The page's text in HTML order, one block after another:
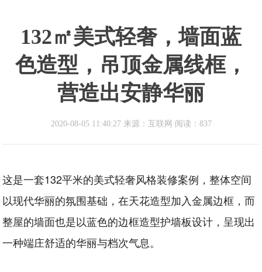
132㎡美式轻奢，墙面蓝
色造型，吊顶金属线框，
营造出安静华丽
2020-08-05 11:40:27 来源：互联网 阅读：837
这是一套132平米的美式轻奢风格装修案例，整体空间
以现代华丽的氛围基础，在天花造型加入金属边框，而
整屋的墙面也是以蓝色的边框造型护墙板设计，呈现出
一种端庄舒适的华丽与档次气息。